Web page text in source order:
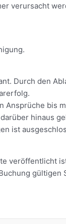
verursacht
Durch den
bis
hinaus
ist
veröffentlicht
gültigen